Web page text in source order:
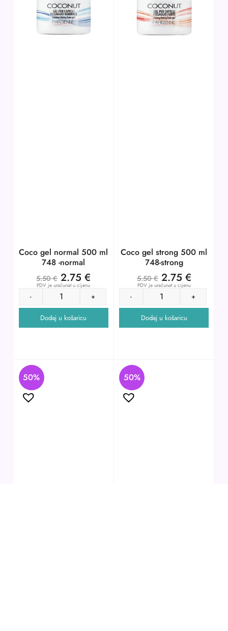
Coco gel normal 500 ml
748 -normal
5.50€ 2.75€
PDV je uračunat u cijenu
- +
Dodaj u košaricu
Coco gel strong 500 ml
748-strong
5.50€ 2.75 €
PDV je uračunat u cijenu
- +
Dodaj u košaricu
50% 50%